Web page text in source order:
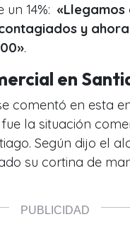
14%: «Llegamos
y
.
en
comentó en esta
la situación
Según dijo el
su cortina de